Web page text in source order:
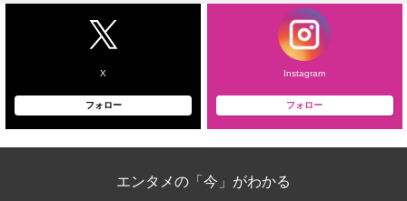
X
フォロー
Instagram
フォロー
エンタメの「今」がわかる